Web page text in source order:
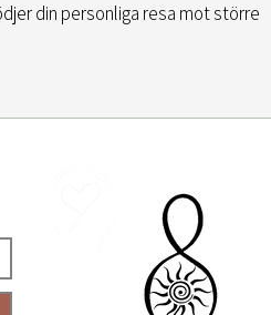
din personliga resa mot större